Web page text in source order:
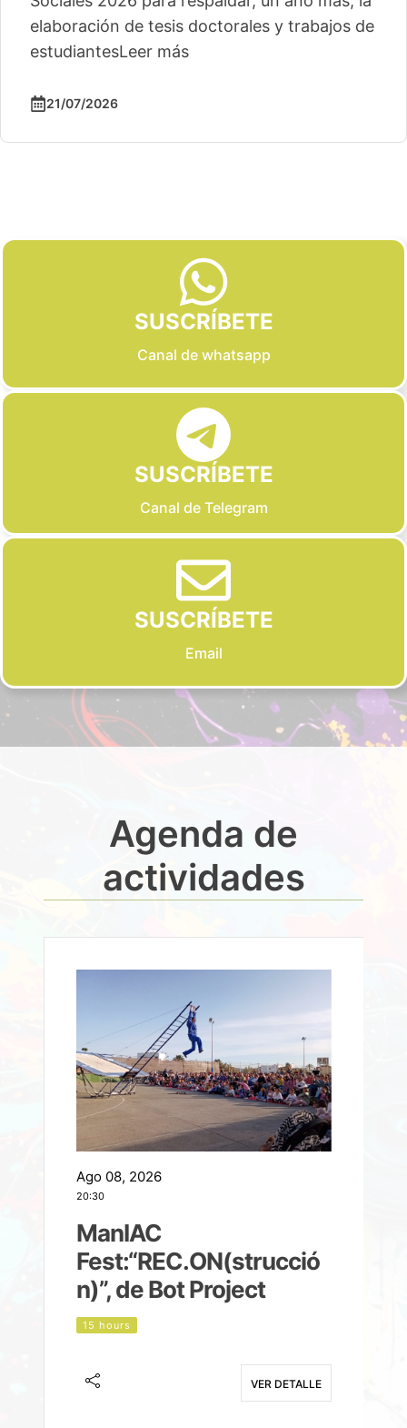
elaboración de tesis doctorales y trabajos de
estudiantesLeer más
21/07/2026
SUSCRÍBETE
Canal de whatsapp
SUSCRÍBETE
Canal de Telegram
SUSCRÍBETE
Email
Agenda de
actividades
Ago 08, 2026
20:30
ManIAC
Fest:“REC.ON(strucció
n)”, de Bot Project
15 hours
VER DETALLE